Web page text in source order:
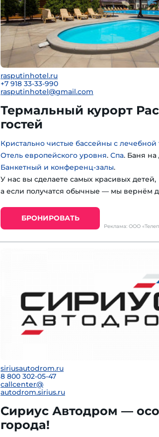
rasputinhotel.ru
+7 918 33-33-990
rasputinhotel@gmail.com
Термальный курорт
гостей
Кристально чистые бассейны с
Отель европейского уровня. Спа. Баня на
Банкетный и конференц-залы.
У нас вы сделаете самых красивых детей,
а если получатся обычные — мы вернём
БРОНИРОВАТЬ
Реклама: ООО
siriusautodrom.ru
8 800 302-05-47
callcenter@
autodrom.sirius.ru
Сириус Автодром —
города!